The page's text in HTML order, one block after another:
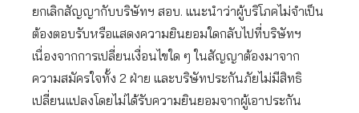
ยกเลิกสัญญากับบริษัทฯ สอบ. แนะนำว่าผู้บริโภคไม่จำเป็น
ต้องตอบรับหรือแสดงความยินยอมใดกลับไปที่บริษัทฯ
เนื่องจากการเปลี่ยนเงื่อนไขใด ๆ ในสัญญาต้องมาจาก
ความสมัครใจทั้ง 2 ฝ่าย และบริษัทประกันภัยไม่มีสิทธิ
เปลี่ยนแปลงโดยไม่ได้รับความยินยอมจากผู้เอาประกัน